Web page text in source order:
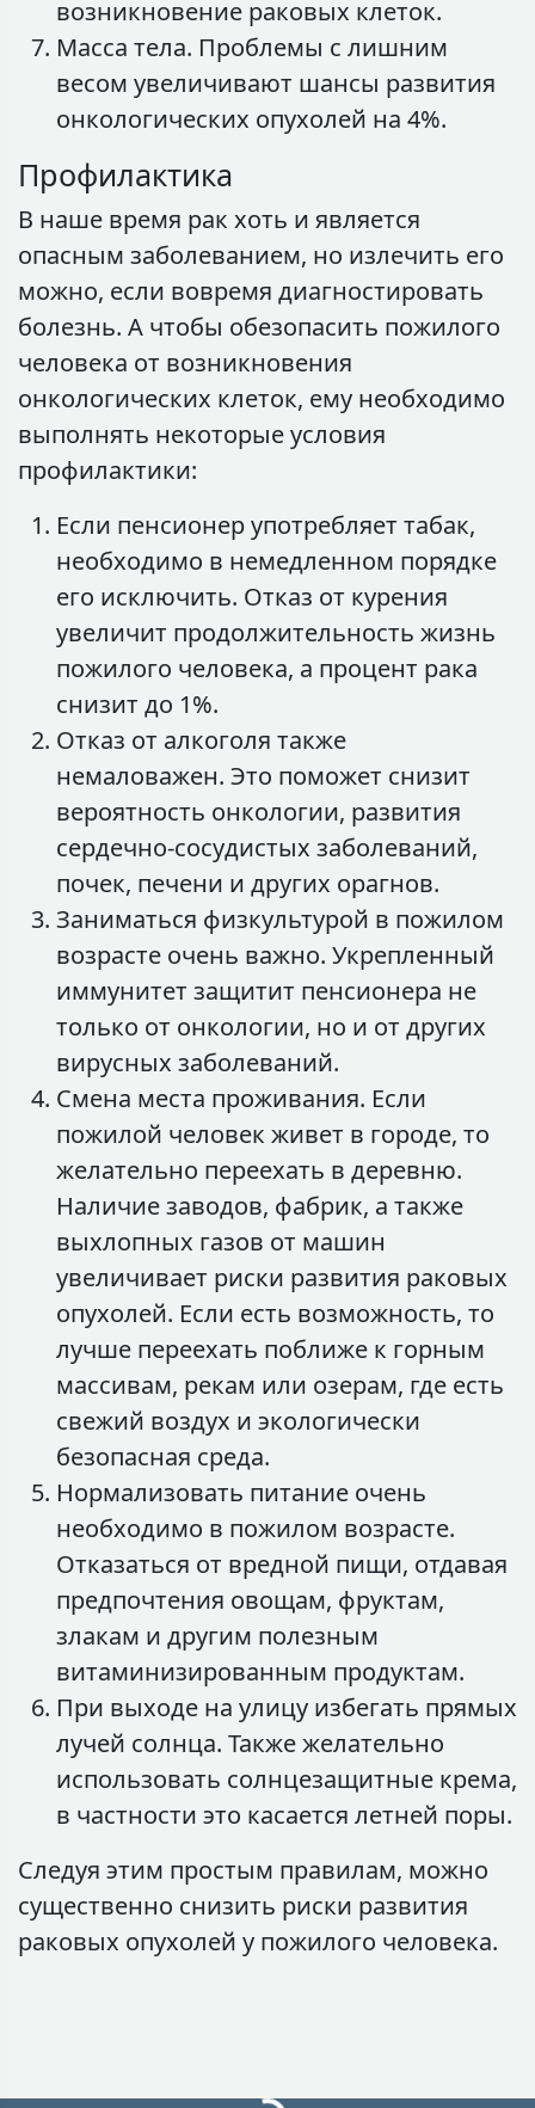
возникновение раковых клеток.
Масса тела. Проблемы с лишним
весом увеличивают шансы развития
онкологических опухолей на 4%.
Профилактика
В наше время рак хоть и является
опасным заболеванием, но излечить его
можно, если вовремя диагностировать
болезнь. А чтобы обезопасить пожилого
человека от возникновения
онкологических клеток, ему необходимо
выполнять некоторые условия
профилактики:
Если пенсионер употребляет табак,
необходимо в немедленном порядке
его исключить. Отказ от курения
увеличит продолжительность жизнь
пожилого человека, а процент рака
снизит до 1%.
Отказ от алкоголя также
немаловажен. Это поможет снизит
вероятность онкологии, развития
сердечно-сосудистых заболеваний,
почек, печени и других орагнов.
Заниматься физкультурой в пожилом
возрасте очень важно. Укрепленный
иммунитет защитит пенсионера не
только от онкологии, но и от других
вирусных заболеваний.
Смена места проживания. Если
пожилой человек живет в городе, то
желательно переехать в деревню.
Наличие заводов, фабрик, а также
выхлопных газов от машин
увеличивает риски развития раковых
опухолей. Если есть возможность, то
лучше переехать поближе к горным
массивам, рекам или озерам, где есть
свежий воздух и экологически
безопасная среда.
Нормализовать питание очень
необходимо в пожилом возрасте.
Отказаться от вредной пищи, отдавая
предпочтения овощам, фруктам,
злакам и другим полезным
витаминизированным продуктам.
При выходе на улицу избегать прямых
лучей солнца. Также желательно
использовать солнцезащитные крема,
в частности это касается летней поры.
Следуя этим простым правилам, можно
существенно снизить риски развития
раковых опухолей у пожилого человека.